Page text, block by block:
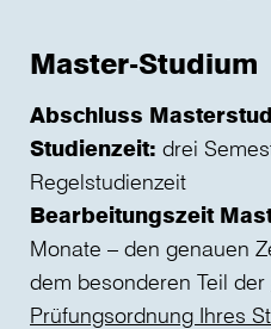
Master-Studium
Abschluss
Studienzeit: drei
Regelstudienzeit
Bearbeitungszeit
Monate – den genauen
dem besonderen Teil der
Prüfungsordnung Ihres